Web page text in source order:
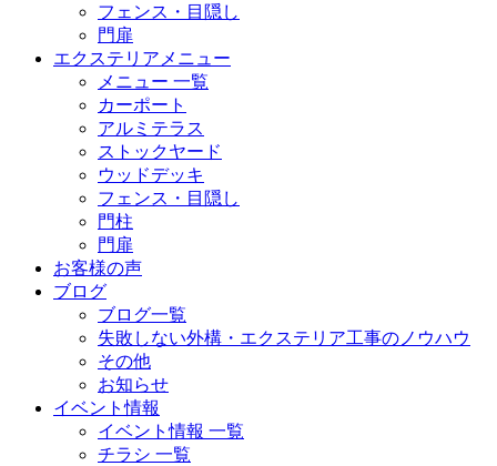
フェンス・目隠し
門扉
エクステリアメニュー
メニュー 一覧
カーポート
アルミテラス
ストックヤード
ウッドデッキ
フェンス・目隠し
門柱
門扉
お客様の声
ブログ
ブログ一覧
失敗しない外構・エクステリア工事のノウハウ
その他
お知らせ
イベント情報
イベント情報 一覧
チラシ 一覧